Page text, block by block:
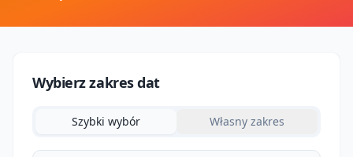
Wybierz zakres dat
Szybki wybór Własny zakres